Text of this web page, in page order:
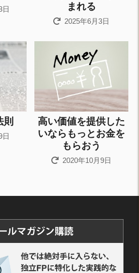
まれる
2025年6月3日
則
高い価値を提供した
いならもっとお金を
もらおう
2020年10月9日